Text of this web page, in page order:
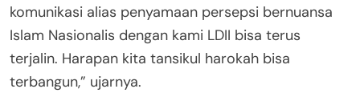
komunikasi alias penyamaan persepsi bernuansa
Islam Nasionalis dengan kami LDII bisa terus
terjalin. Harapan kita tansikul harokah bisa
terbangun,” ujarnya.